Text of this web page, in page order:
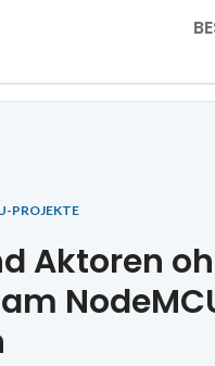
PROJEKTE
Aktoren